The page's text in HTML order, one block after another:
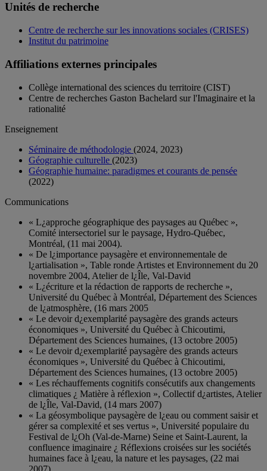
Unités de recherche
Centre de recherche sur les innovations sociales (CRISES)
Institut du patrimoine
Affiliations externes principales
Collège international des sciences du territoire (CIST)
Centre de recherches Gaston Bachelard sur l'Imaginaire et la
rationalité
Enseignement
Séminaire de méthodologie (2024, 2023)
Géographie culturelle (2023)
Géographie humaine: paradigmes et courants de pensée
(2022)
Communications
« L¿approche géographique des paysages au Québec »,
Comité intersectoriel sur le paysage, Hydro-Québec,
Montréal, (11 mai 2004).
« De l¿importance paysagère et environnementale de
l¿artialisation », Table ronde Artistes et Environnement du 20
novembre 2004, Atelier de l¿Île, Val-David
« L¿écriture et la rédaction de rapports de recherche »,
Université du Québec à Montréal, Département des Sciences
de l¿atmosphère, (16 mars 2005
« Le devoir d¿exemplarité paysagère des grands acteurs
économiques », Université du Québec à Chicoutimi,
Département des Sciences humaines, (13 octobre 2005)
« Le devoir d¿exemplarité paysagère des grands acteurs
économiques », Université du Québec à Chicoutimi,
Département des Sciences humaines, (13 octobre 2005)
« Les réchauffements cognitifs consécutifs aux changements
climatiques ¿ Matière à réflexion », Collectif d¿artistes, Atelier
de l¿Île, Val-David, (14 mars 2007)
« La géosymbolique paysagère de l¿eau ou comment saisir et
gérer sa complexité et ses vertus », Université populaire du
Festival de l¿Oh (Val-de-Marne) Seine et Saint-Laurent, la
confluence imaginaire ¿ Réflexions croisées sur les sociétés
humaines face à l¿eau, la nature et les paysages, (22 mai
2007)